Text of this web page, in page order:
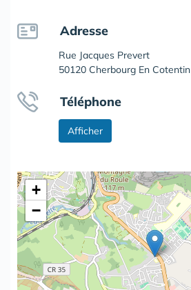
Adresse
Rue Jacques Prevert
50120 Cherbourg En Cotentin
Téléphone
Afficher
+
−